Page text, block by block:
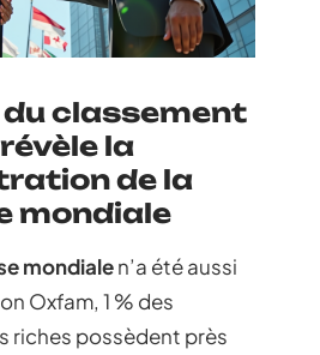
du classement
la
de la
mondiale
mondialen’a été aussi
Oxfam, 1 % des
riches possèdent près